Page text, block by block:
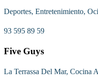
Deportes, Entretenimiento,
93 595 89 59
Five Guys
La Terrassa Del Mar, Cocina